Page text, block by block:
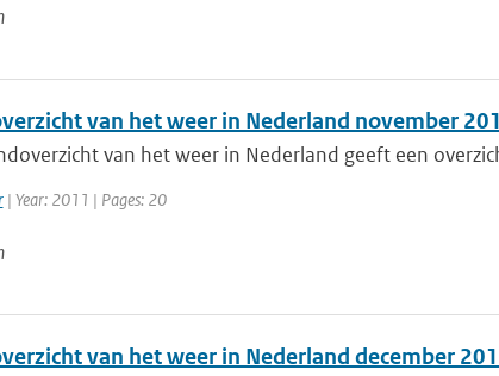
van het weer in Nederland november
van het weer in Nederland geeft een
| Year: 2011 | Pages: 20
van het weer in Nederland december